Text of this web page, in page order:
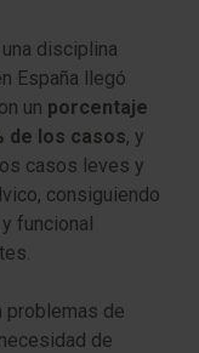
disciplina
España llegó
un porcentaje
de los casos, y
casos leves y
consiguiendo
funcional
problemas de
de